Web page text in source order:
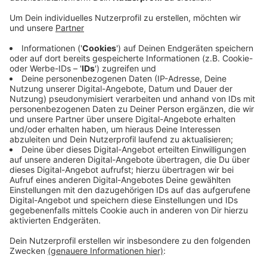
Anzeige
Gesperrt wird die Max-Reger-Straße zwischen
Gladbacher- und Plektrudisstraße. Laut NEW finden
dort Straßenarbeiten statt. Bis auf Weiteres wird
deshalb auch der Busverkehr in Rheindahlen
umgeleitet. Das betrifft den Streckenabschnitt
zwischen Plektrudisstraße und Geusenstraße. Die
Busse fahren laut NEW über die Erkelenzer und die
Hilderather Straße über den Südwall bis zur Max-
Reger-Straße. Laut Stadt wird auf der Max-Reger-
Straße voraussichtlich bis zum 20. November gebaut.
Anzeige